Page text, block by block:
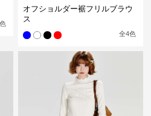
オフショルダー裾フリルブラウ
ス
全4色